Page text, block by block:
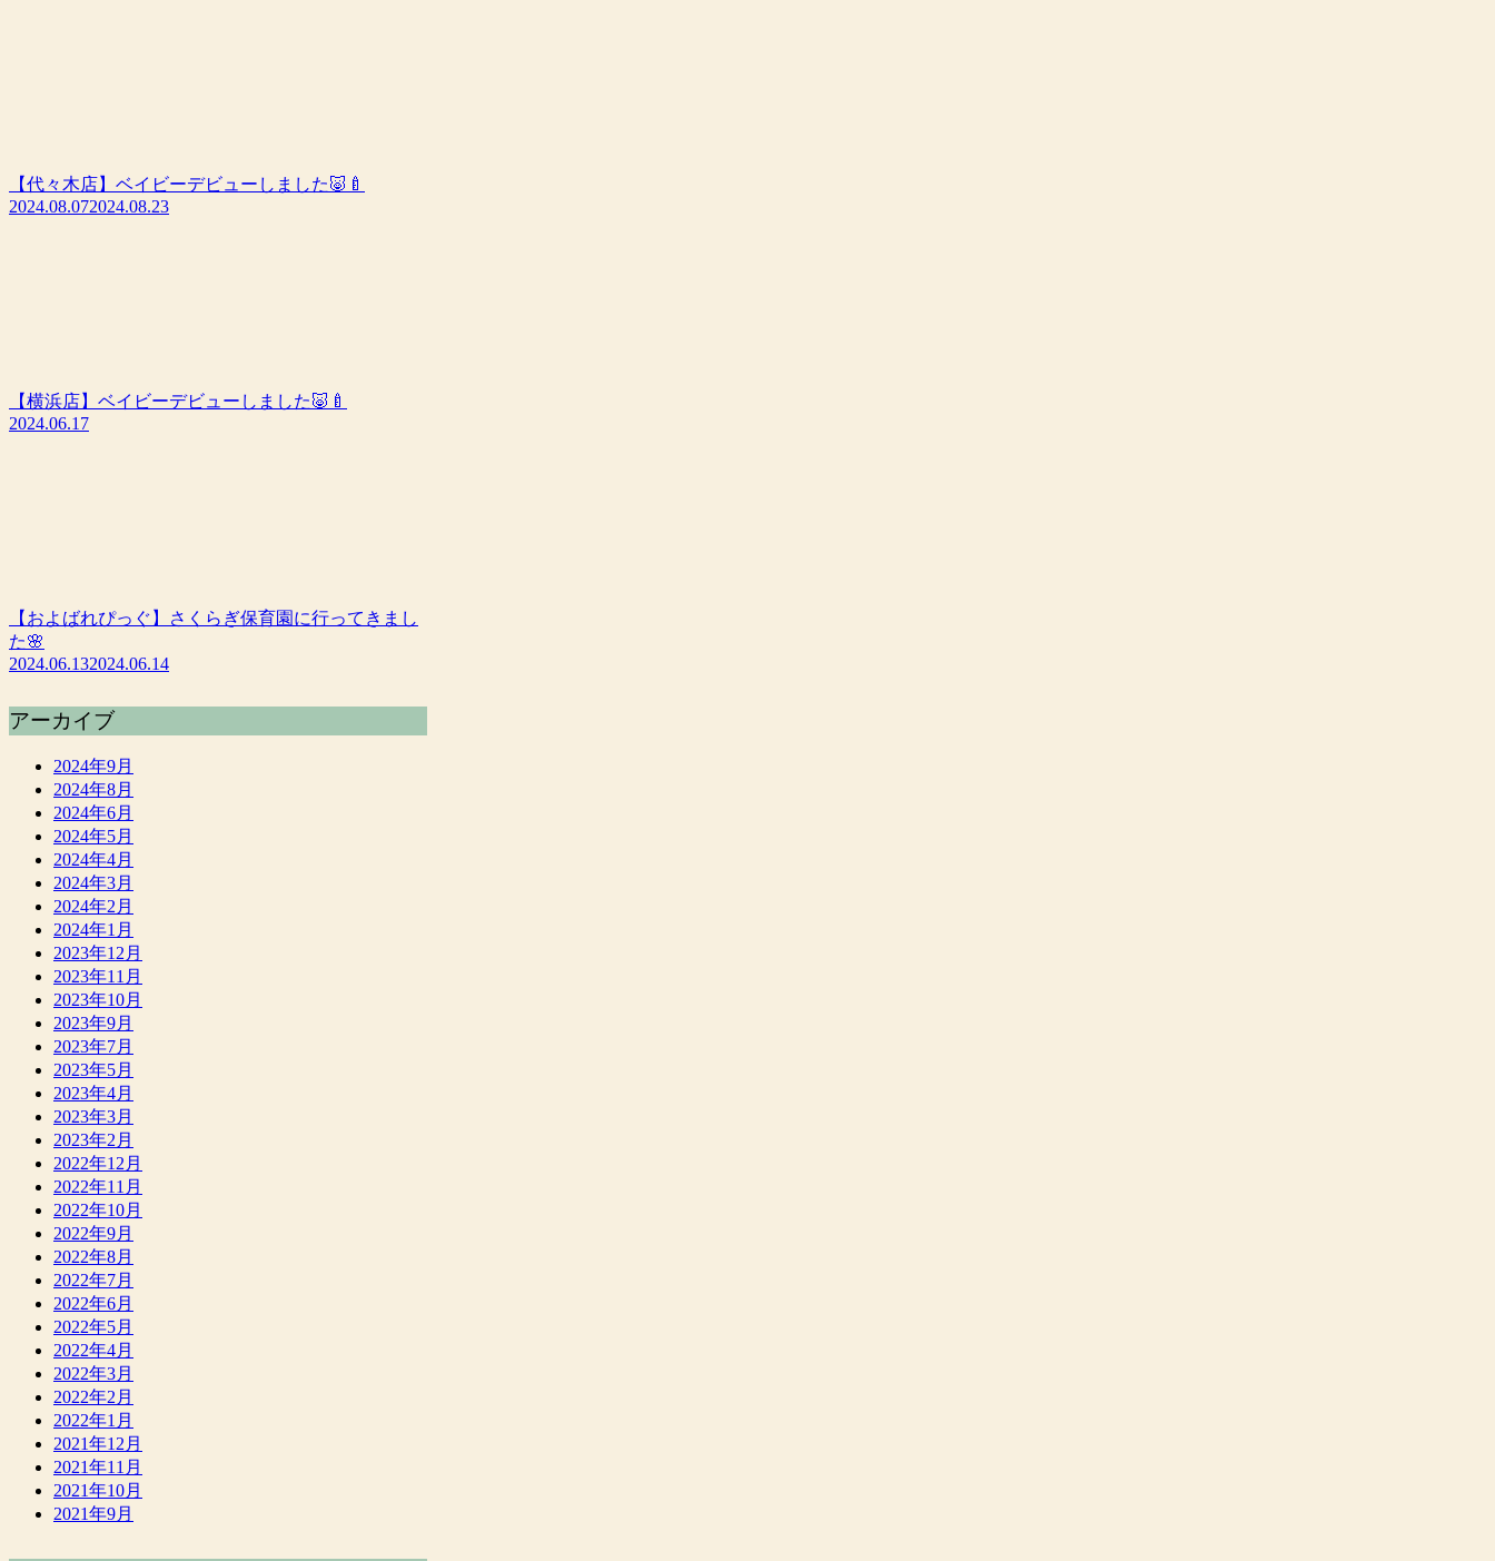
【代々木店】ベイビーデビューしました🐷🍼
2024.08.072024.08.23
【横浜店】ベイビーデビューしました🐷🍼
2024.06.17
【およばれぴっぐ】さくらぎ保育園に行ってきまし
た🌸
2024.06.132024.06.14
アーカイブ
2024年9月
2024年8月
2024年6月
2024年5月
2024年4月
2024年3月
2024年2月
2024年1月
2023年12月
2023年11月
2023年10月
2023年9月
2023年7月
2023年5月
2023年4月
2023年3月
2023年2月
2022年12月
2022年11月
2022年10月
2022年9月
2022年8月
2022年7月
2022年6月
2022年5月
2022年4月
2022年3月
2022年2月
2022年1月
2021年12月
2021年11月
2021年10月
2021年9月